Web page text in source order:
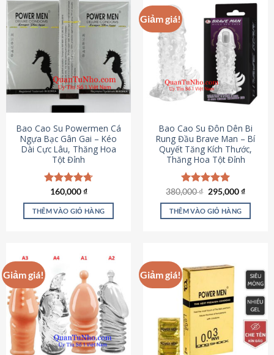
có
nhiều
biến
thể.
Các
tùy
chọn
có
chọn
trên
trang
sản
phẩm
Bao Cao Su Powermen Cá
Ngựa Bạc Gân Gai – Kéo
Dài Cực Lâu, Thăng Hoa
Tột Đỉnh
Được xếp
hạng4.73
5 sao
160,000₫
THÊM VÀO GIỎ HÀNG
Giảm giá!
Bao Cao Su Đôn Dên Bi
Rung Đầu Brave Man – Bí
Quyết Tăng Kích Thước,
Thăng Hoa Tột Đỉnh
Được xếp
hạng5.00
5 sao
380,000₫ Giá
là:
380,000 ₫.
295,000₫Giá
tại
THÊM VÀO GIỎ HÀNG
Giảm giá! Giảm giá!